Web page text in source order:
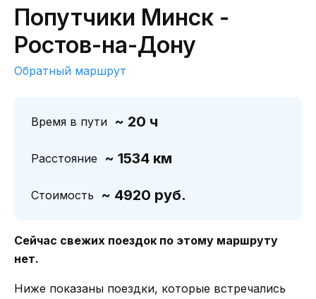
Попутчики Минск -
Ростов-на-Дону
Обратный маршрут
Время в пути ~ 20 ч
Расстояние ~ 1534 км
Стоимость ~ 4920 руб.
Сейчас свежих поездок по этому маршруту
нет.
Ниже показаны поездки, которые встречались